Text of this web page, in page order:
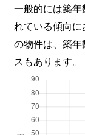
一般的には築
れている傾向
の物件は、築
スもあります。